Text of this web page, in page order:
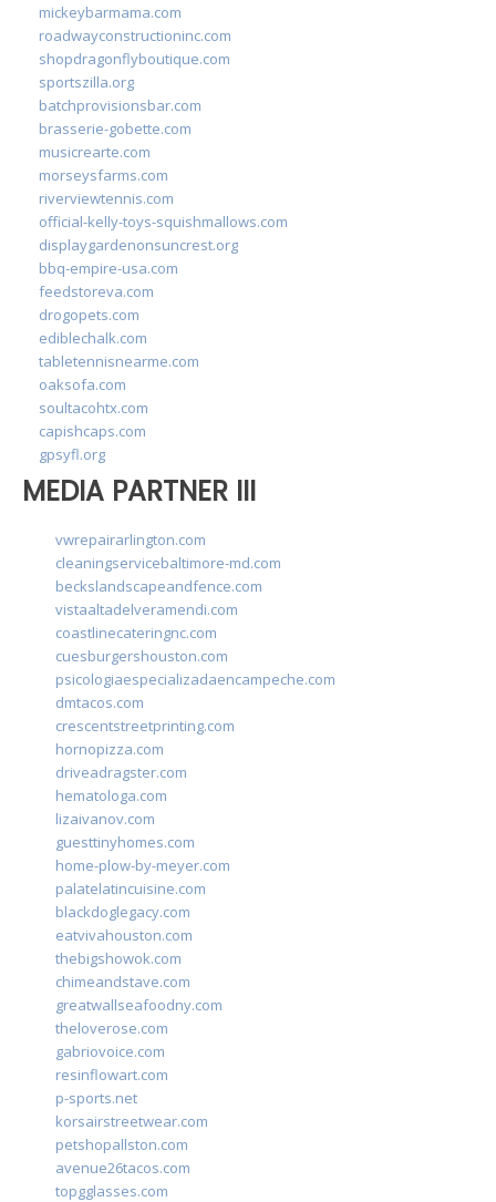
mickeybarmama.com
roadwayconstructioninc.com
shopdragonflyboutique.com
sportszilla.org
batchprovisionsbar.com
brasserie-gobette.com
musicrearte.com
morseysfarms.com
riverviewtennis.com
official-kelly-toys-squishmallows.com
displaygardenonsuncrest.org
bbq-empire-usa.com
feedstoreva.com
drogopets.com
ediblechalk.com
tabletennisnearme.com
oaksofa.com
soultacohtx.com
capishcaps.com
gpsyfl.org
MEDIA PARTNER III
vwrepairarlington.com
cleaningservicebaltimore-md.com
beckslandscapeandfence.com
vistaaltadelveramendi.com
coastlinecateringnc.com
cuesburgershouston.com
psicologiaespecializadaencampeche.com
dmtacos.com
crescentstreetprinting.com
hornopizza.com
driveadragster.com
hematologa.com
lizaivanov.com
guesttinyhomes.com
home-plow-by-meyer.com
palatelatincuisine.com
blackdoglegacy.com
eatvivahouston.com
thebigshowok.com
chimeandstave.com
greatwallseafoodny.com
theloverose.com
gabriovoice.com
resinflowart.com
p-sports.net
korsairstreetwear.com
petshopallston.com
avenue26tacos.com
topgglasses.com